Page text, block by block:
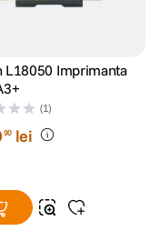
L18050 Imprimanta
(1)
90 lei